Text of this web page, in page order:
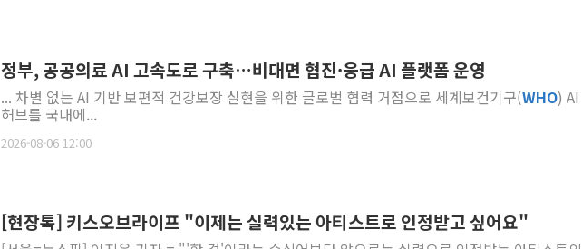
정부, 공공의료 AI 고속도로 구축…비대면 협진·응급 AI 플랫폼 운영
... 차별 없는 AI 기반 보편적 건강보장 실현을 위한 글로벌 협력 거점으로 세계보건기구(WHO) AI
허브를 국내에...
2026-08-06 12:00
[현장톡] 키스오브라이프 "이제는 실력있는 아티스트로 인정받고 싶어요"